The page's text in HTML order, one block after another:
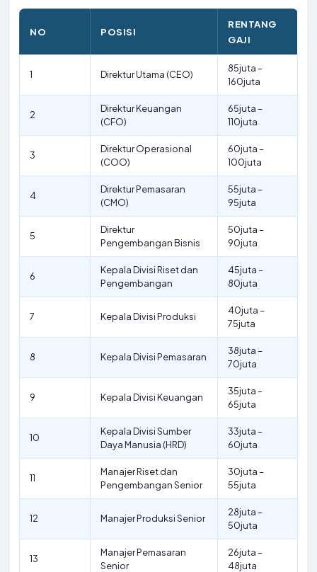
NO POSISI
RENTANG
GAJI
1 Direktur Utama (CEO)
85juta –
160juta
2
Direktur Keuangan
(CFO)
65juta –
110juta
3
Direktur Operasional
(COO)
60juta –
100juta
4
Direktur Pemasaran
(CMO)
55juta –
95juta
5
Direktur
Pengembangan Bisnis
50juta –
90juta
6
Kepala Divisi Riset dan
Pengembangan
45juta –
80juta
7 Kepala Divisi Produksi
40juta –
75juta
8 Kepala Divisi Pemasaran
38juta –
70juta
9 Kepala Divisi Keuangan
35juta –
65juta
10
Kepala Divisi Sumber
Daya Manusia (HRD)
33juta –
60juta
11
Manajer Riset dan
Pengembangan Senior
30juta –
55juta
12 Manajer Produksi Senior
28juta –
50juta
13
Manajer Pemasaran
Senior
26juta –
48juta